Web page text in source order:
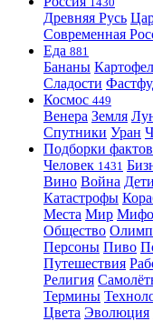
Древняя Русь
Современная
Еда 881
Бананы
Сладости
Космос 449
Венера Земля
Спутники Уран
Подборки фактов
Человек 1431
Вино Война Дети
Катастрофы
Места Мир
Общество
Персоны Пиво
Путешествия
Религия
Термины
Цвета Эволюция